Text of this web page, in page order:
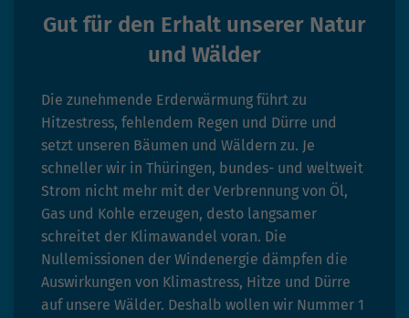
Gut für den Erhalt unserer Natur
und Wälder
Die zunehmende Erderwärmung führt zu
Hitzestress, fehlendem Regen und Dürre und
setzt unseren Bäumen und Wäldern zu. Je
schneller wir in Thüringen, bundes- und weltweit
Strom nicht mehr mit der Verbrennung von Öl,
Gas und Kohle erzeugen, desto langsamer
schreitet der Klimawandel voran. Die
Nullemissionen der Windenergie dämpfen die
Auswirkungen von Klimastress, Hitze und Dürre
auf unsere Wälder. Deshalb wollen wir Nummer 1